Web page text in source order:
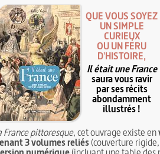
QUE VOUS SOYEZ
UN SIMPLE
CURIEUX
OU UN FÉRU
D'HISTOIRE,
Il était une France
saura vous ravir
par ses récits
abondamment
illustrés !
France pittoresque, cet ouvrage existe en
3 volumes reliés(couverture